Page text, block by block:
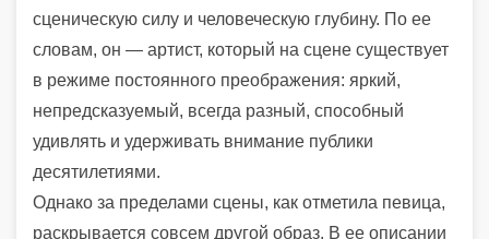
сценическую силу и человеческую глубину. По ее
словам, он — артист, который на сцене существует
в режиме постоянного преображения: яркий,
непредсказуемый, всегда разный, способный
удивлять и удерживать внимание публики
десятилетиями.
Однако за пределами сцены, как отметила певица,
раскрывается совсем другой образ. В ее описании